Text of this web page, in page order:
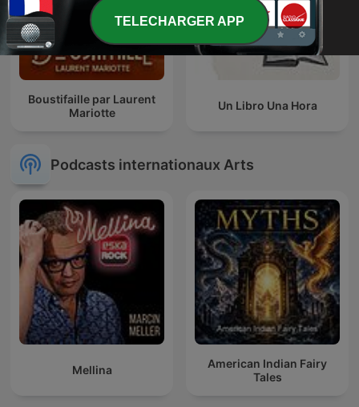
Boustifaille par Laurent
Mariotte
Un Libro Una Hora
Podcasts internationaux Arts
Mellina
American Indian Fairy
Tales
TELECHARGER APP